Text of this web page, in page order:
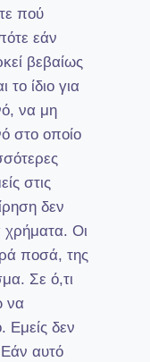
πού
εάν
βεβαίως
ίδιο για
να μη
στο οποίο
στις
δεν
χρήματα. Οι
ποσά, της
Σε ό,τι
να
Εμείς δεν
αυτό